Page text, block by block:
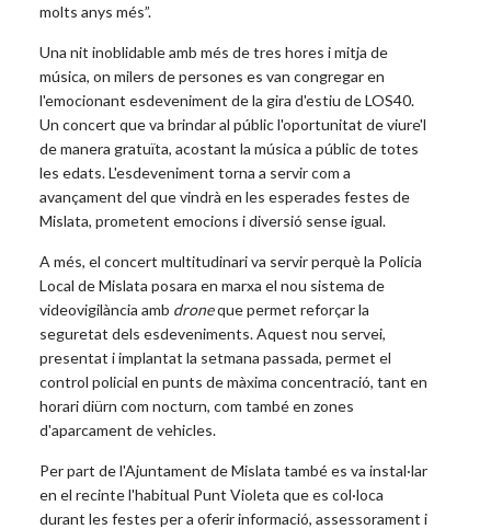
molts anys més”.
Una nit inoblidable amb més de tres hores i mitja de
música, on milers de persones es van congregar en
l'emocionant esdeveniment de la gira d'estiu de LOS40.
Un concert que va brindar al públic l'oportunitat de viure'l
de manera gratuïta, acostant la música a públic de totes
les edats. L'esdeveniment torna a servir com a
avançament del que vindrà en les esperades festes de
Mislata, prometent emocions i diversió sense igual.
A més, el concert multitudinari va servir perquè la Policia
Local de Mislata posara en marxa el nou sistema de
videovigilància amb droneque permet reforçar la
seguretat dels esdeveniments. Aquest nou servei,
presentat i implantat la setmana passada, permet el
control policial en punts de màxima concentració, tant en
horari diürn com nocturn, com també en zones
d'aparcament de vehicles.
Per part de l'Ajuntament de Mislata també es va instal·lar
en el recinte l'habitual Punt Violeta que es col·loca
durant les festes per a oferir informació, assessorament i